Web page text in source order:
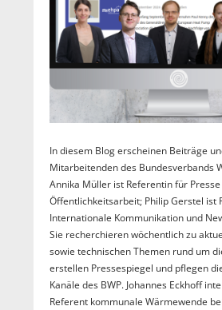
In diesem Blog erscheinen Beiträge
Mitarbeitenden des Bundesverbands
Annika Müller ist Referentin für
Öffentlichkeitsarbeit; Philip Gerstel ist
Internationale Kommunikation und
Sie recherchieren wöchentlich zu
sowie technischen Themen rund um
erstellen Pressespiegel und pflegen
Kanäle des BWP. Johannes Eckhoff
Referent kommunale Wärmewende